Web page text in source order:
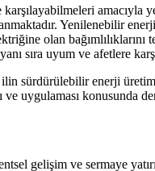
amacıyla
Yenilenebilir
olan
sıra uyum ve afetlere
sürdürülebilir enerji
ve uygulaması konusunda
gelişim ve sermaye